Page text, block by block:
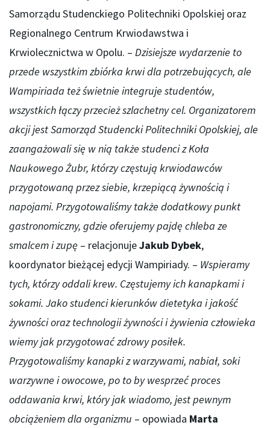
Samorządu Studenckiego Politechniki Opolskiej oraz
Regionalnego Centrum Krwiodawstwa i
Krwiolecznictwa w Opolu. – Dzisiejsze wydarzenie to
przede wszystkim zbiórka krwi dla potrzebujących, ale
Wampiriada też świetnie integruje studentów,
wszystkich łączy przecież szlachetny cel. Organizatorem
akcji jest Samorząd Studencki Politechniki Opolskiej, ale
zaangażowali się w nią także studenci z Koła
Naukowego Żubr, którzy częstują krwiodawców
przygotowaną przez siebie, krzepiącą żywnością i
napojami. Przygotowaliśmy także dodatkowy punkt
gastronomiczny, gdzie oferujemy pajdę chleba ze
smalcem i zupę – relacjonujeJakub Dybek,
koordynator bieżącej edycji Wampiriady. – Wspieramy
tych, którzy oddali krew. Częstujemy ich kanapkami i
sokami. Jako studenci kierunków dietetyka i jakość
żywności oraz technologii żywności i żywienia człowieka
wiemy jak przygotować zdrowy posiłek.
Przygotowaliśmy kanapki z warzywami, nabiał, soki
warzywne i owocowe, po to by wesprzeć proces
oddawania krwi, który jak wiadomo, jest pewnym
obciążeniem dla organizmu – opowiada Marta